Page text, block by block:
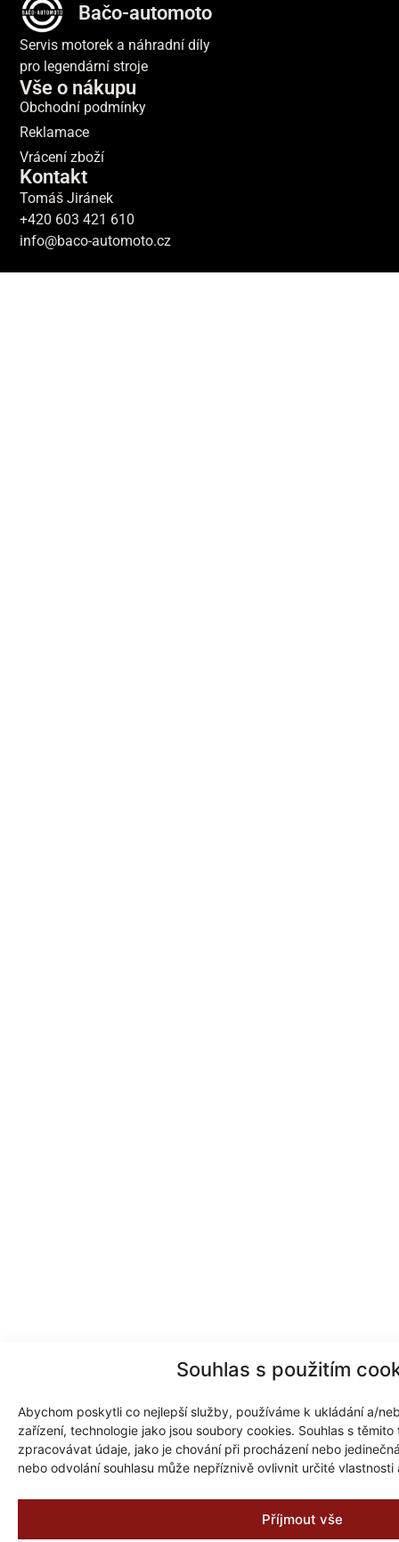
Souhlas s použitím
Abychom poskytli co nejlepší služby, používáme k ukládání a/
zařízení, technologie jako jsou soubory cookies. Souhlas s
zpracovávat údaje, jako je chování při procházení nebo
nebo odvolání souhlasu může nepříznivě ovlivnit určité vlastnosti
Příjmout vše
Bačo-automoto
Servis motorek a náhradní díly
pro legendární stroje
Vše o nákupu
Obchodní podmínky
Reklamace
Vrácení zboží
Kontakt
Tomáš Jiránek
+420 603 421 610
info@baco-automoto.cz